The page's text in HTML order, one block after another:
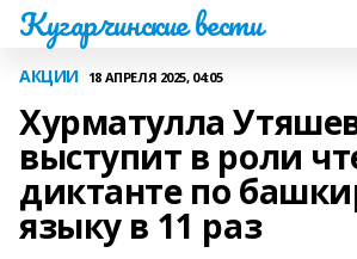
Кугарчинские вести
АКЦИИ 18 АПРЕЛЯ 2025, 04:05
Хурматулла
выступит в роли
диктанте по
языку в 11 раз